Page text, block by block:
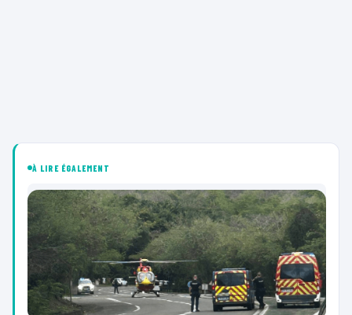
À LIRE ÉGALEMENT